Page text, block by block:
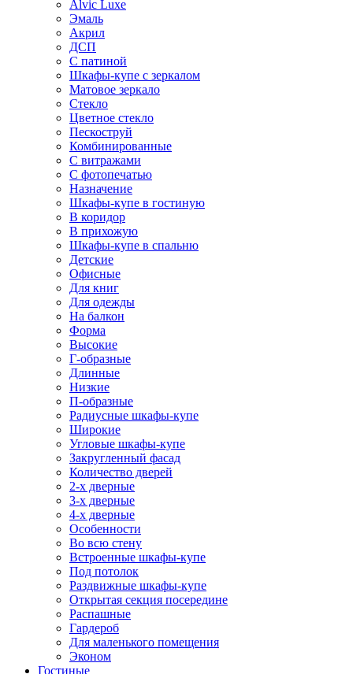
Alvic Luxe
Эмаль
Акрил
ДСП
С патиной
Шкафы-купе с зеркалом
Матовое зеркало
Стекло
Цветное стекло
Пескоструй
Комбинированные
С витражами
С фотопечатью
Назначение
Шкафы-купе в гостиную
В коридор
В прихожую
Шкафы-купе в спальню
Детские
Офисные
Для книг
Для одежды
На балкон
Форма
Высокие
Г-образные
Длинные
Низкие
П-образные
Радиусные шкафы-купе
Широкие
Угловые шкафы-купе
Закругленный фасад
Количество дверей
2-х дверные
3-х дверные
4-х дверные
Особенности
Во всю стену
Встроенные шкафы-купе
Под потолок
Раздвижные шкафы-купе
Открытая секция посередине
Распашные
Гардероб
Для маленького помещения
Эконом
Гостиные